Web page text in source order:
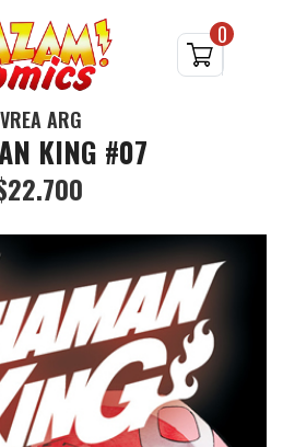
0
ARG
KING #07